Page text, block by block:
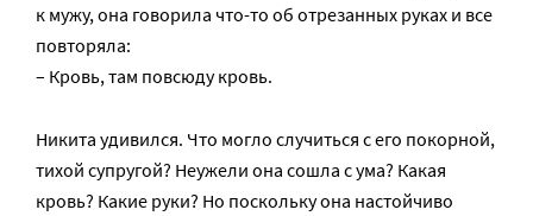
к мужу, она говорила что-то об отрезанных руках и все
повторяла:
– Кровь, там повсюду кровь.
Никита удивился. Что могло случиться с его покорной,
тихой супругой? Неужели она сошла с ума? Какая
кровь? Какие руки? Но поскольку она настойчиво